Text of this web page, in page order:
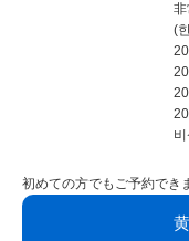
(
初めての方でもご予約でき